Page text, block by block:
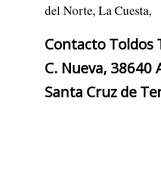
del Norte, La Cuesta,
Contacto Toldos
C. Nueva, 38640
Santa Cruz de